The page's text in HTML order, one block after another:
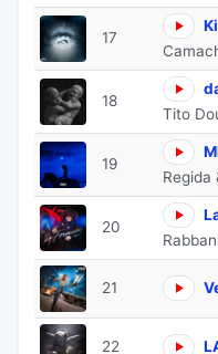
17
18
Tito
19
Regida
20
21
22